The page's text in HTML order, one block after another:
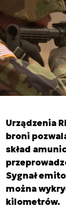
Urządzenia
broni
skład
Sygnał
można
kilometrów.